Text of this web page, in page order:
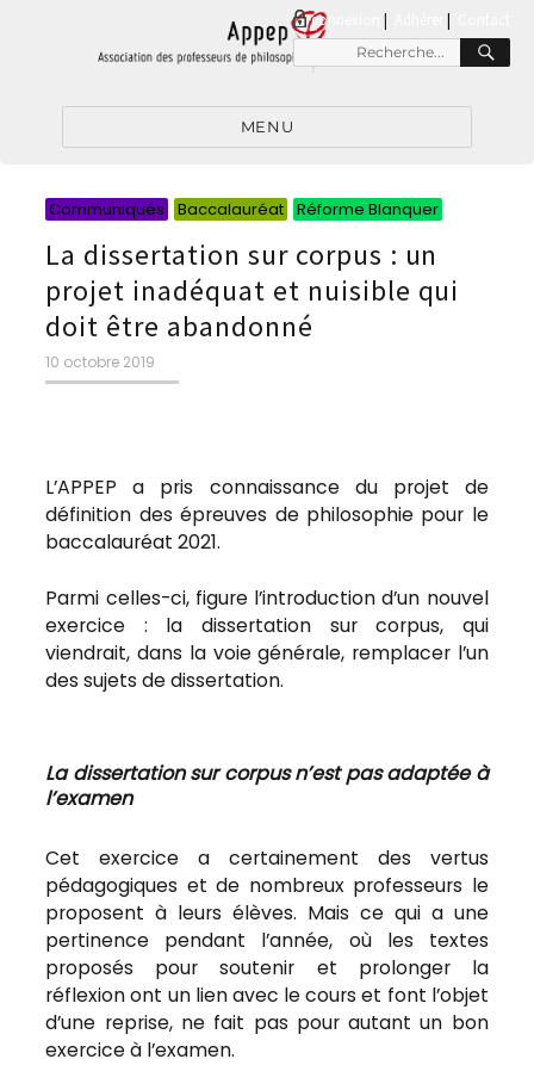
connexion |
Recherche
pour
MENU
Communiqués Baccalauréat Réforme Blanquer
La dissertation sur corpus : un
projet inadéquat et nuisible qui
doit être abandonné
Publié
le
10 octobre 2019
L’APPEP a pris connaissance du projet de
définition des épreuves de philosophie pour le
baccalauréat 2021.
Parmi celles-ci, figure l’introduction d’un nouvel
exercice : la dissertation sur corpus, qui
viendrait, dans la voie générale, remplacer l’un
des sujets de dissertation.
La dissertation sur corpus n’est pas adaptée à
l’examen
Cet exercice a certainement des vertus
pédagogiques et de nombreux professeurs le
proposent à leurs élèves. Mais ce qui a une
pertinence pendant l’année, où les textes
proposés pour soutenir et prolonger la
réflexion ont un lien avec le cours et font l’objet
d’une reprise, ne fait pas pour autant un bon
exercice à l’examen.